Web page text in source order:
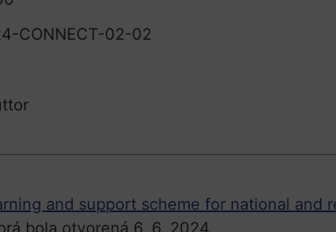
CONNECT-02-02
and support scheme for national and
bola otvorená 6. 6. 2024.